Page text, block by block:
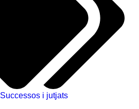
Successos i jutjats